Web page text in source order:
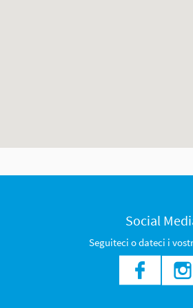
Social
Seguiteci o dateci i